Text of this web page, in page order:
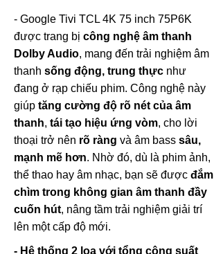
- Google Tivi TCL 4K 75 inch 75P6K
được trang bị công nghệ âm thanh
Dolby Audio, mang đến trải nghiệm âm
thanh sống động, trung thực như
đang ở rạp chiếu phim. Công nghệ này
giúp tăng cường độ rõ nét của âm
thanh, tái tạo hiệu ứng vòm, cho lời
thoại trở nên rõ ràng và âm bass sâu,
mạnh mẽ hơn. Nhờ đó, dù là phim ảnh,
thể thao hay âm nhạc, bạn sẽ được đắm
chìm trong không gian âm thanh đầy
cuốn hút, nâng tầm trải nghiệm giải trí
lên một cấp độ mới.
- Hệ thống 2 loa với tổng công suất